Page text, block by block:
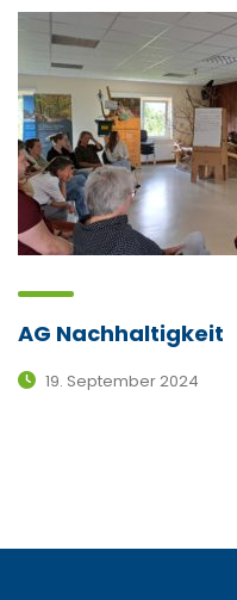
AG Nachhaltigkeit
19. September 2024